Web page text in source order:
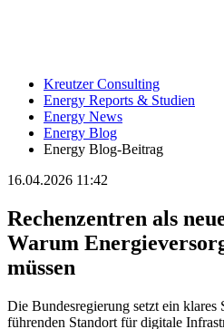
Kreutzer Consulting
Energy Reports & Studien
Energy News
Energy Blog
Energy Blog-Beitrag
16.04.2026 11:42
Rechenzentren als
Warum
müssen
Die Bundesregierung setzt ein
führenden Standort für digitale